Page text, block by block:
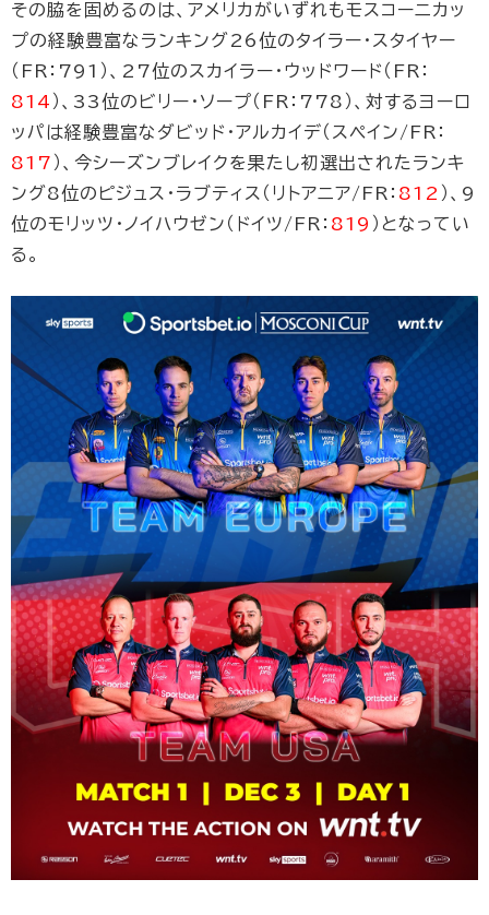
その脇を固めるのは、アメリカがいずれもモスコーニカッ
プの経験豊富なランキング26位のタイラー・スタイヤー
（FR：791）、27位のスカイラー・ウッドワード（FR：
814 ）、33位のビリー・ソープ（FR：778）、対するヨーロ
ッパは経験豊富なダビッド・アルカイデ（スペイン/FR：
817 ）、今シーズンブレイクを果たし初選出されたランキ
ング8位のピジュス・ラブティス（リトアニア/FR： 812 ）、9
位のモリッツ・ノイハウゼン（ドイツ/FR： 819 ）となってい
る。